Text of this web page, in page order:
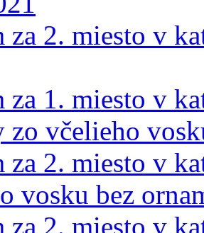
za 2. miesto v
za 1. miesto v
zo včelieho
za 2. miesto v
vosku bez
za 2. miesto v